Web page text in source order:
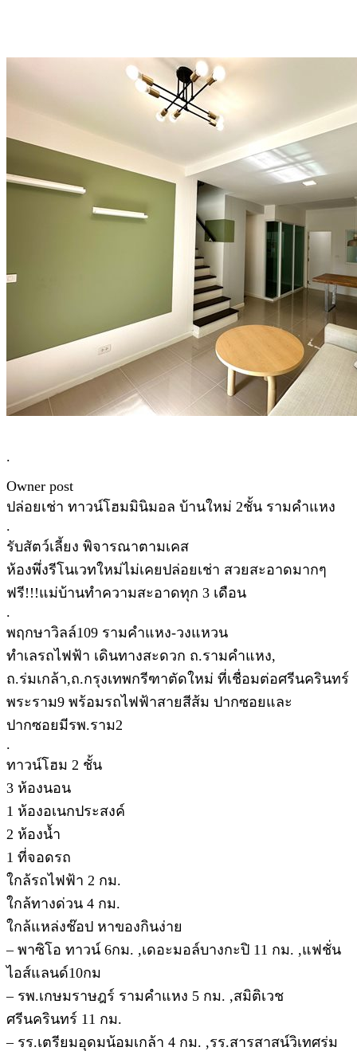
.
Owner post
ปล่อยเช่า ทาวน์โฮมมินิมอล บ้านใหม่ 2ชั้น รามคำแหง
.
รับสัตว์เลี้ยง พิจารณาตามเคส
ห้องพึ่งรีโนเวทใหม่ไม่เคยปล่อยเช่า สวยสะอาดมากๆ
ฟรี!!!แม่บ้านทำความสะอาดทุก 3 เดือน
.
พฤกษาวิลล์109 รามคำแหง-วงแหวน
ทำเลรถไฟฟ้า เดินทางสะดวก ถ.รามคำแหง,
ถ.ร่มเกล้า,ถ.กรุงเทพกรีฑาตัดใหม่ ที่เชื่อมต่อศรีนครินทร์
พระราม9 พร้อมรถไฟฟ้าสายสีส้ม ปากซอยและ
ปากซอยมีรพ.ราม2
.
ทาวน์โฮม 2 ชั้น
3 ห้องนอน
1 ห้องอเนกประสงค์
2 ห้องน้ำ
1 ที่จอดรถ
ใกล้รถไฟฟ้า 2 กม.
ใกล้ทางด่วน 4 กม.
ใกล้แหล่งช๊อป หาของกินง่าย
– พาซิโอ ทาวน์ 6กม. ,เดอะมอล์บางกะปิ 11 กม. ,แฟชั่น
ไอส์แลนด์10กม
– รพ.เกษมราษฎร์ รามคำแหง 5 กม. ,สมิติเวช
ศรีนครินทร์ 11 กม.
– รร.เตรียมอุดมน้อมเกล้า 4 กม. ,รร.สารสาสน์วิเทศร่ม